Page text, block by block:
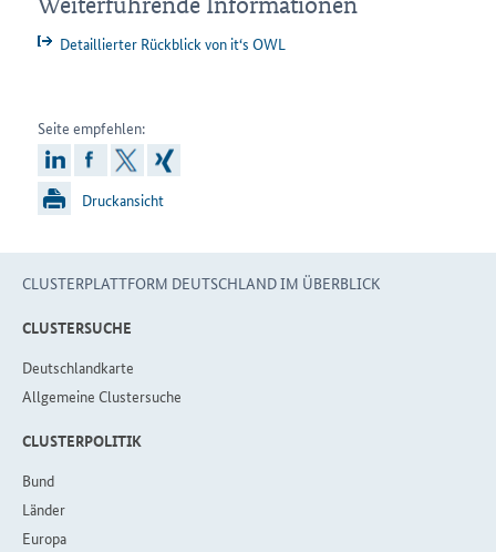
Informationen
Detaillierter Rückblick von it‘s OWL
Seite empfehlen:
linkedinfacebook
x
Druckansicht
CLUSTERPLATTFORM DEUTSCHLAND IM ÜBERBLICK
CLUSTERSUCHE
Deutschlandkarte
Allgemeine Clustersuche
CLUS­TER­PO­LI­TIK
Bund
Län­der
Eu­ro­pa